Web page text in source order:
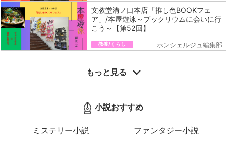
文教堂溝ノ口本店「推し色BOOKフェ
ア」/本屋遊泳～ブックリウムに会いに行
こう～【第52回】
教養/くらし ホンシェルジュ編集部
もっと見る
小説おすすめ
ミステリー小説
ファンタジー小説